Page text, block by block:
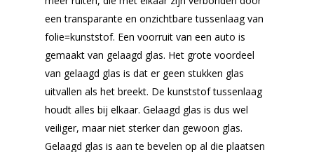
een transparante en onzichtbare tussenlaag van
folie=kunststof. Een voorruit van een auto is
gemaakt van gelaagd glas. Het grote voordeel
van gelaagd glas is dat er geen stukken glas
uitvallen als het breekt. De kunststof tussenlaag
houdt alles bij elkaar. Gelaagd glas is dus wel
veiliger, maar niet sterker dan gewoon glas.
Gelaagd glas is aan te bevelen op al die plaatsen